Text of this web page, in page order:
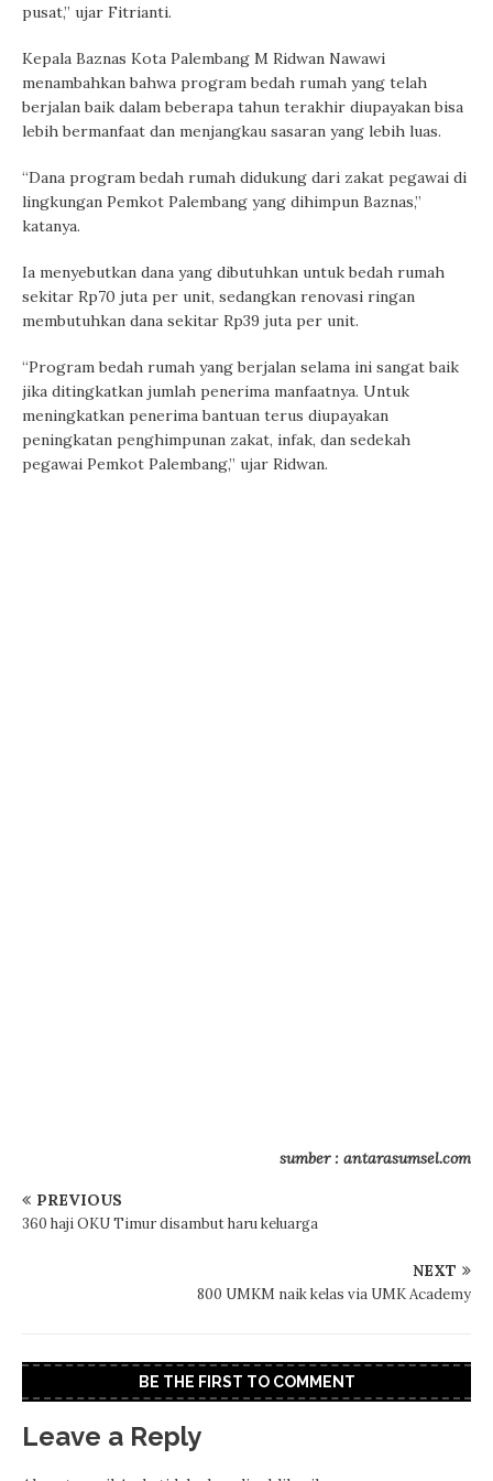
pusat,” ujar Fitrianti.
Kepala Baznas Kota Palembang M Ridwan Nawawi
menambahkan bahwa program bedah rumah yang telah
berjalan baik dalam beberapa tahun terakhir diupayakan bisa
lebih bermanfaat dan menjangkau sasaran yang lebih luas.
“Dana program bedah rumah didukung dari zakat pegawai di
lingkungan Pemkot Palembang yang dihimpun Baznas,”
katanya.
Ia menyebutkan dana yang dibutuhkan untuk bedah rumah
sekitar Rp70 juta per unit, sedangkan renovasi ringan
membutuhkan dana sekitar Rp39 juta per unit.
“Program bedah rumah yang berjalan selama ini sangat baik
jika ditingkatkan jumlah penerima manfaatnya. Untuk
meningkatkan penerima bantuan terus diupayakan
peningkatan penghimpunan zakat, infak, dan sedekah
pegawai Pemkot Palembang,” ujar Ridwan.
sumber : antarasumsel.com
PREVIOUS
360 haji OKU Timur disambut haru keluarga
NEXT
800 UMKM naik kelas via UMK Academy
BE THE FIRST TO COMMENT
Leave a Reply